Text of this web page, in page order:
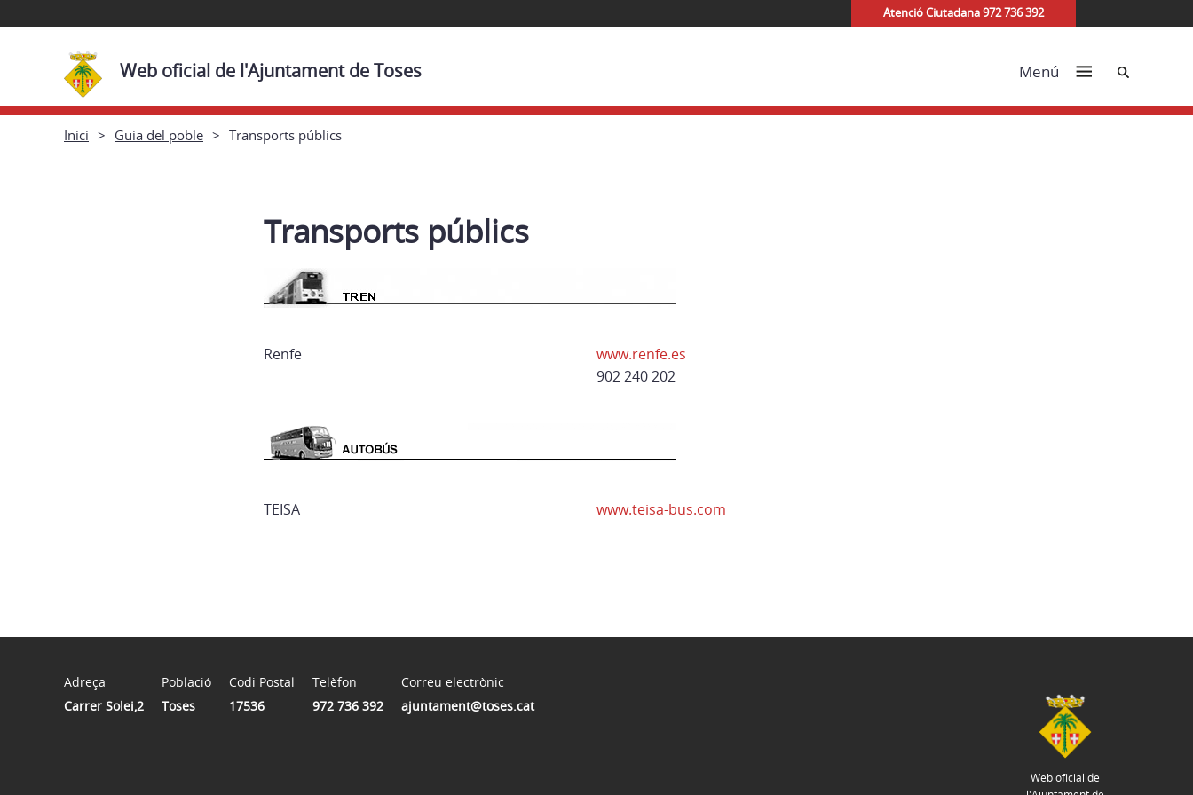
Atenció Ciutadana 972 736 392
Web oficial de l'Ajuntament de Toses Menú Cerca
Inici Guia del poble Transports públics
Transports públics
Renfe
www.renfe.es
902 240 202
TEISA www.teisa-bus.com
Adreça
Carrer Solei,2
Població
Toses
Codi Postal
17536
Telèfon
972 736 392
Correu electrònic
ajuntament@toses.cat
Web oficial de